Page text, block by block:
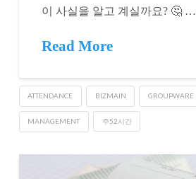
이 사실을 알고 계실까요? 🤔 …
Read More
ATTENDANCE BIZMAIN GROUPWARE
MANAGEMENT 주52시간